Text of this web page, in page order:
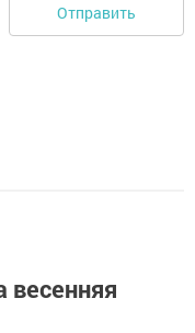
Отправить